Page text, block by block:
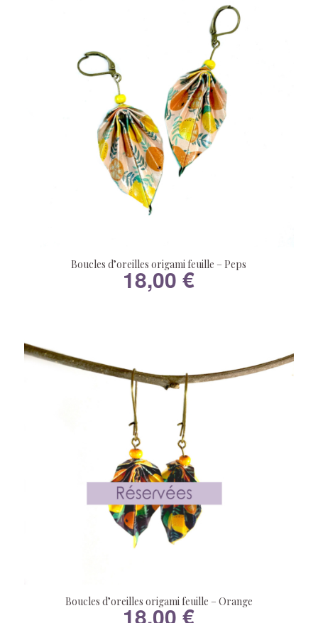
Boucles d’oreilles origami feuille – Peps
18,00€
Boucles d’oreilles origami feuille – Orange
18,00€